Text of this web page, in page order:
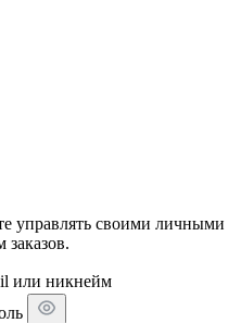
управлять своими личными
заказов.
или никнейм